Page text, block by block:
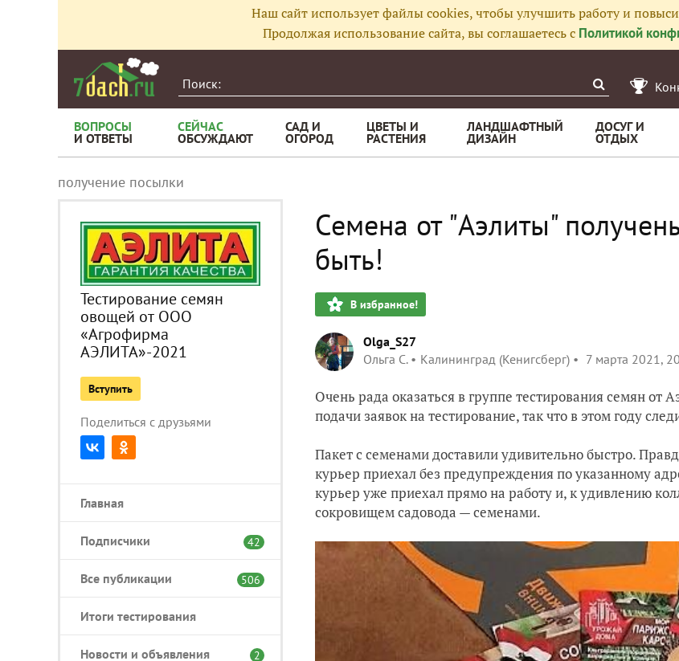
Наш сайт использует файлы cookies, чтобы улучшить работу и
Продолжая использование сайта, вы соглашаетесь с Политикой
ВОПРОСЫ
И ОТВЕТЫ
СЕЙЧАС
ОБСУЖДАЮТ
САД И
ОГОРОД
ЦВЕТЫ И
РАСТЕНИЯ
ЛАНДШАФТНЫЙ
ДИЗАЙН
ДОСУГ И
ОТДЫХ
получение посылки
Тестирование семян
овощей от ООО
«Агрофирма
АЭЛИТА»-2021
Вступить
Поделиться с друзьями
Главная
Подписчики 42
Все публикации 506
Итоги тестирования
Новости и объявления 2
Семена от "Аэлиты"
быть!
В избранное!
Olga_S27
Ольга С.
Калининград (Кенигсберг) 7 марта 2021,
Очень рада оказаться в группе тестирования семян
подачи заявок на тестирование, так что в этом году
Пакет с семенами доставили удивительно быстро.
курьер приехал без предупреждения по указанному
курьер уже приехал прямо на работу и, к удивлению
сокровищем садовода — семенами.